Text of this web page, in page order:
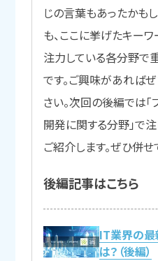
じの言葉もあったかも
も、ここに挙げたキー
注力している各分野で
です。ご興味があれば
さい。次回の後編では
開発に関する分野」で
ご紹介します。ぜひ併せ
後編記事はこちら
IT業界の最
は？（後編）